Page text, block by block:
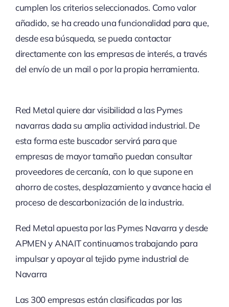
cumplen los criterios seleccionados. Como valor
añadido, se ha creado una funcionalidad para que,
desde esa búsqueda, se pueda contactar
directamente con las empresas de interés, a través
del envío de un mail o por la propia herramienta.
Red Metal quiere dar visibilidad a las Pymes
navarras dada su amplia actividad industrial. De
esta forma este buscador servirá para que
empresas de mayor tamaño puedan consultar
proveedores de cercanía, con lo que supone en
ahorro de costes, desplazamiento y avance hacia el
proceso de descarbonización de la industria.
Red Metal apuesta por las Pymes Navarra y desde
APMEN y ANAIT continuamos trabajando para
impulsar y apoyar al tejido pyme industrial de
Navarra
Las 300 empresas están clasificadas por las